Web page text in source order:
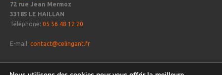
72 rue Jean Mermoz
33185 LE HAILLAN
Téléphone: 05 56 48 12 20
E-mail: contact@celingant.fr